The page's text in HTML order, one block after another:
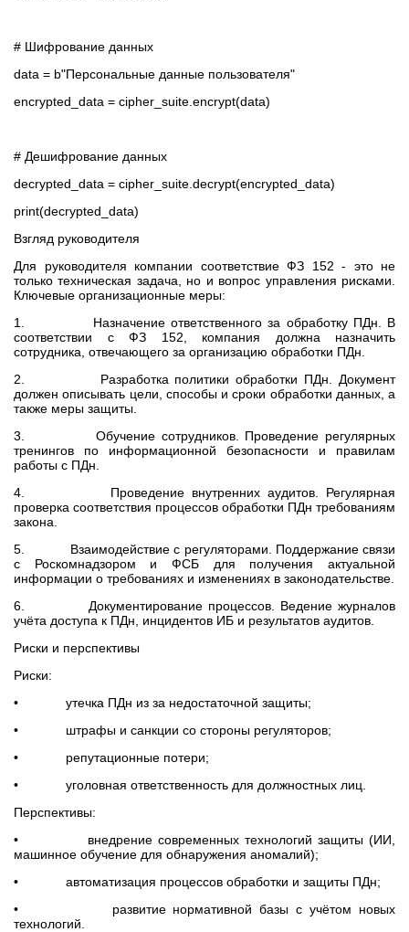
# Шифрование данных
data = b"Персональные данные пользователя"
encrypted_data = cipher_suite.encrypt(data)
# Дешифрование данных
decrypted_data = cipher_suite.decrypt(encrypted_data)
print(decrypted_data)
Взгляд руководителя
Для руководителя компании соответствие ФЗ 152 - это не
только техническая задача, но и вопрос управления рисками.
Ключевые организационные меры:
1. Назначение ответственного за обработку ПДн. В
соответствии с ФЗ 152, компания должна назначить
сотрудника, отвечающего за организацию обработки ПДн.
2. Разработка политики обработки ПДн. Документ
должен описывать цели, способы и сроки обработки данных, а
также меры защиты.
3. Обучение сотрудников. Проведение регулярных
тренингов по информационной безопасности и правилам
работы с ПДн.
4. Проведение внутренних аудитов. Регулярная
проверка соответствия процессов обработки ПДн требованиям
закона.
5. Взаимодействие с регуляторами. Поддержание связи
с Роскомнадзором и ФСБ для получения актуальной
информации о требованиях и изменениях в законодательстве.
6. Документирование процессов. Ведение журналов
учёта доступа к ПДн, инцидентов ИБ и результатов аудитов.
Риски и перспективы
Риски:
• утечка ПДн из за недостаточной защиты;
• штрафы и санкции со стороны регуляторов;
• репутационные потери;
• уголовная ответственность для должностных лиц.
Перспективы:
• внедрение современных технологий защиты (ИИ,
машинное обучение для обнаружения аномалий);
• автоматизация процессов обработки и защиты ПДн;
• развитие нормативной базы с учётом новых
технологий.